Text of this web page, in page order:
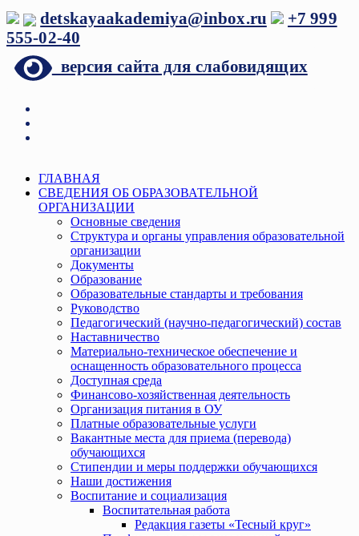
Перейти
к
содержимому
detskayaakademiya@inbox.ru
+7 999
555-02-40
версия сайта для слабовидящих
МенюГЛАВНАЯ
СВЕДЕНИЯ ОБ ОБРАЗОВАТЕЛЬНОЙ
ОРГАНИЗАЦИИ
Основные сведения
Структура и органы управления образовательной
организации
Документы
Образование
Образовательные стандарты и требования
Руководство
Педагогический (научно-педагогический) состав
Наставничество
Материально-техническое обеспечение и
оснащенность образовательного процесса
Доступная среда
Финансово-хозяйственная деятельность
Организация питания в ОУ
Платные образовательные услуги
Вакантные места для приема (перевода)
обучающихся
Стипендии и меры поддержки обучающихся
Наши достижения
Воспитание и социализация
Воспитательная работа
Редакция газеты «Тесный круг»